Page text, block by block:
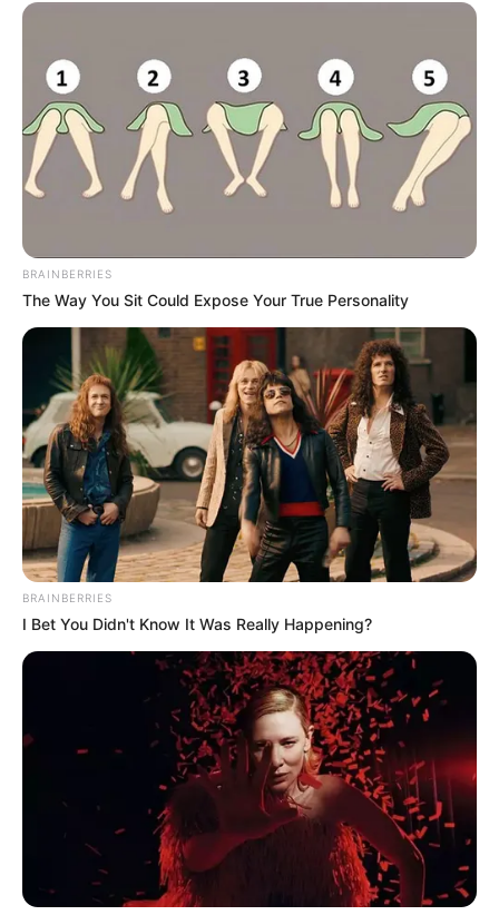
azután, hogy az Örs vezér terén leszállt a buszról.
BRAINBERRIES
The Way You Sit Could Expose Your True Personality
BRAINBERRIES
I Bet You Didn't Know It Was Really Happening?